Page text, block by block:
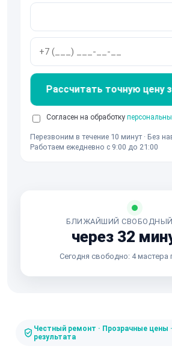
Рассчитать точную цену
Согласен на обработку
Перезвоним в течение 10 минут · Без
Работаем ежедневно с 9:00 до 21:00
БЛИЖАЙШИЙ
через 32
Сегодня свободно: 4
Честный ремонт · Прозрачные цены
результата